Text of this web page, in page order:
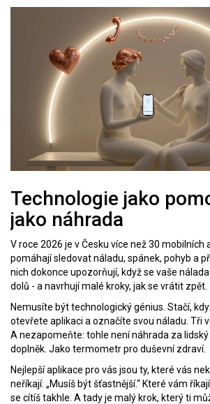
Technologie jako
jako náhrada
V roce 2026 je v Česku více než 30 mobilních
pomáhají sledovat náladu, spánek, pohyb a
nich dokonce upozorňují, když se vaše
dolů - a navrhují malé kroky, jak se vrátit zpět.
Nemusíte být technologický génius. Stačí,
otevřete aplikaci a označíte svou náladu. Tři
A nezapomeňte: tohle není náhrada za
doplněk. Jako termometr pro duševní zdraví.
Nejlepší aplikace pro vás jsou ty, které vás
neříkají: „Musíš být šťastnější.“ Které vám
se cítíš takhle. A tady je malý krok, který ti